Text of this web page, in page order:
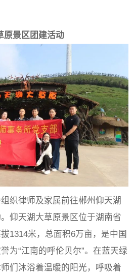
原景区团建活动
律师及家属前往郴州仰天湖
仰天湖大草原景区位于湖南省
1314米，总面积6万亩，是中国
为“江南的呼伦贝尔”。在蓝天绿
们沐浴着温暖的阳光，呼吸着